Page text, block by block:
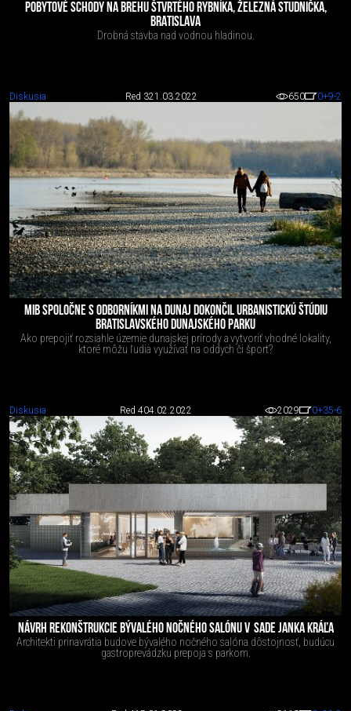
POBYTOVÉ SCHODY NA BREHU ŠTVRTÉHO RYBNÍKA, ŽELEZNÁ STUDNIČKA,
BRATISLAVA
Drobná stavba nad vodnou hladinou.
Diskusia Red 321.03.2022 650 0+9-2
MIB SPOLOČNE S ODBORNÍKMI NA DUNAJ DOKONČIL URBANISTICKÚ ŠTÚDIU
BRATISLAVSKÉHO DUNAJSKÉHO PARKU
Ako prepojiť rozsiahle územie dunajskej prírody a vytvoriť vhodné lokality,
ktoré môžu ľudia využívať na oddych či šport?
Diskusia Red 404.02.2022 2029 0+35-6
NÁVRH REKONŠTRUKCIE BÝVALÉHO NOČNÉHO SALÓNU V SADE JANKA KRÁĽA
Architekti prinavrátia budove bývalého nočného salóna dôstojnosť, budúcu
gastroprevádzku prepoja s parkom.